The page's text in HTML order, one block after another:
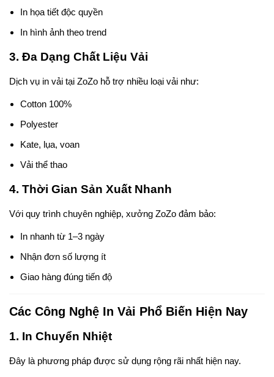
In họa tiết độc quyền
In hình ảnh theo trend
3. Đa Dạng Chất Liệu Vải
Dịch vụ in vải tại ZoZo hỗ trợ nhiều loại vải như:
Cotton 100%
Polyester
Kate, lụa, voan
Vải thể thao
4. Thời Gian Sản Xuất Nhanh
Với quy trình chuyên nghiệp, xưởng ZoZo đảm bảo:
In nhanh từ 1–3 ngày
Nhận đơn số lượng ít
Giao hàng đúng tiến độ
Các Công Nghệ In Vải Phổ Biến Hiện Nay
1. In Chuyển Nhiệt
Đây là phương pháp được sử dụng rộng rãi nhất hiện nay.